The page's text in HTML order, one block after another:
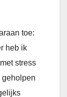
toe:
heb ik
stress
geholpen